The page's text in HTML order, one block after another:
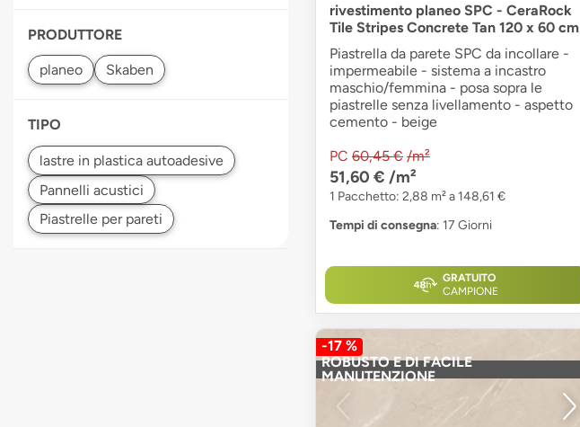
PRODUTTORE
TIPO
rivestimento planeo SPC - CeraRock
Tile Stripes Concrete Tan 120 x 60 cm
Piastrella da parete SPC da incollare -
impermeabile - sistema a incastro
maschio/femmina - posa sopra le
piastrelle senza livellamento - aspetto
cemento - beige
PC 60,45 € /m²
51,60 € /m²
1 Pacchetto: 2,88 m² a 148,61 €
Tempi di consegna: 17 Giorni
GRATUITO
CAMPIONE
-17 %
ROBUSTO E DI FACILE
MANUTENZIONE